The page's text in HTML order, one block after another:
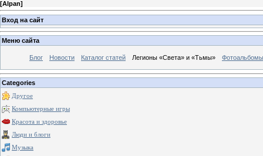
[Alpan]
Вход на сайт
Меню сайта
Блог Новости Каталог статей Легионы «Света» и «Тьмы» Фотоальбомы
Categories
Другое
Компьютерные игры
Красота и здоровье
Люди и блоги
Музыка